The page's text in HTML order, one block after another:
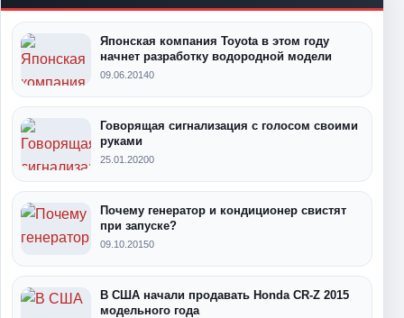
Японская компания Toyota в этом году
начнет разработку водородной модели
09.06.20140
Говорящая сигнализация с голосом своими
руками
25.01.20200
Почему генератор и кондиционер свистят
при запуске?
09.10.20150
В США начали продавать Honda CR-Z 2015
модельного года